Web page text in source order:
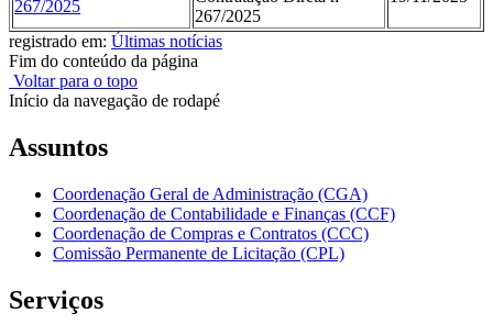
267/2025
267/2025
registrado em: Últimas notícias
Fim do conteúdo da página
Voltar para o topo
Início da navegação de rodapé
Assuntos
Coordenação Geral de Administração (CGA)
Coordenação de Contabilidade e Finanças (CCF)
Coordenação de Compras e Contratos (CCC)
Comissão Permanente de Licitação (CPL)
Serviços